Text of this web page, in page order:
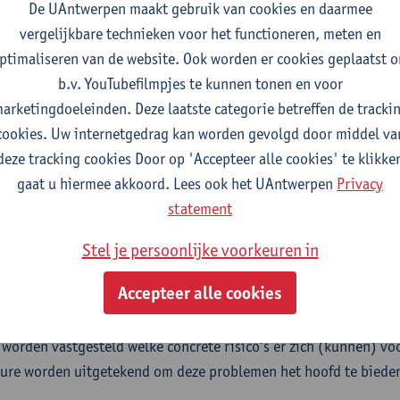
& Valorisatie Antwerpen (RIVA) voor meer informatie.
stap dienen alle onderzoekers en medewerkers bewust en
van een project, een onderzoek of een collaboratie met één
academische wereld waarvan men een vermoeden heeft
gebruik van hetknipperlichtendiagramin de
naar mogelijke overtredingen van de mensenrechten in
de hand van deze screening en het knipperlichtdiagram een
of als er twijfel blijft na het uitvoering van een online
Mensenrechtenvan het Departement Onderzoek,
voor het uitvoeren van een grondigere en diepgaandere
vastgesteld welke concrete risico’s er zich (kunnen)
worden uitgetekend om deze problemen het hoofd te
De UAntwerpen maakt gebruik van cookies en daarmee
vergelijkbare technieken voor het functioneren, meten en
van de website. Ook worden er cookies geplaatst
b.v. YouTubefilmpjes te kunnen tonen en voor
Deze laatste categorie betreffen de
Uw internetgedrag kan worden gevolgd door middel
tracking cookies Door op 'Accepteer alle cookies' te
gaat u hiermee akkoord. Lees ook het UAntwerpen Privacy
statement
Stel je persoonlijke voorkeuren in
Accepteer alle cookies